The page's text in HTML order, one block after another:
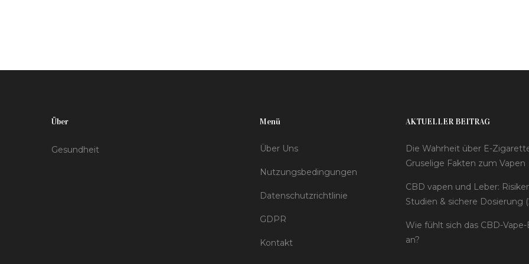
Gefahren zu minimieren und gute Vorbilder zu
Über
Gesundheit
Menü
Über Uns
Nutzungsbedingungen
Datenschutzrichtlinie
GDPR
Kontakt
AKTUELLER BEITRAG
Die Wahrheit über E-
Gruselige Fakten zum Vapen
CBD vapen und Leber:
Studien & sichere Dosierung
Wie fühlt sich das CBD-Vape-
an?